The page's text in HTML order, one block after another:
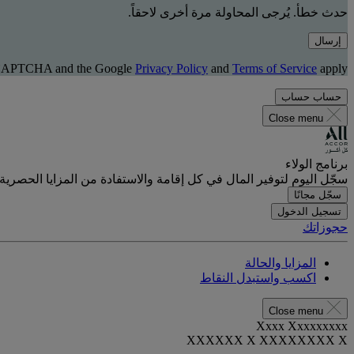
حدث خطأ. يُرجى المحاولة مرة أخرى لاحقاً.
إرسال
and the Google Privacy Policy and Terms of Service apply.
حساب حساب
Close menu
برنامج الولاء
سجّل اليوم لتوفير المال في كل إقامة والاستفادة من المزايا
سجّل مجانًا
تسجيل الدخول
حجوزاتك
المزايا والحالة
اكسب واستبدل النقاط
Close menu
Xxxx Xxxxxxxxx
XXXXXX X XXXXXXXX X